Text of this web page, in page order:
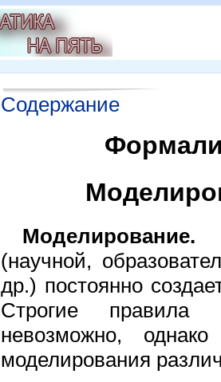
Содержание
Моделирование.
(научной,
др.) постоянно
Строгие правила
невозможно,
моделирования